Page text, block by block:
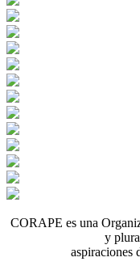
CORAPE es una
y
aspiraciones